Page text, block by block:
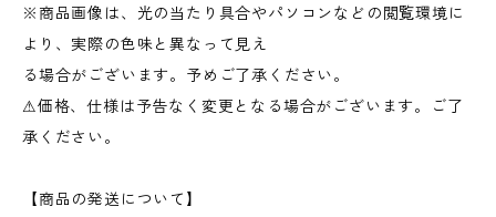
※商品画像は、光の当たり具合やパソコンなどの閲覧環境に
より、実際の色味と異なって見え
る場合がございます。予めご了承ください。
⚠︎価格、仕様は予告なく変更となる場合がございます。ご了
承ください。
【商品の発送について】